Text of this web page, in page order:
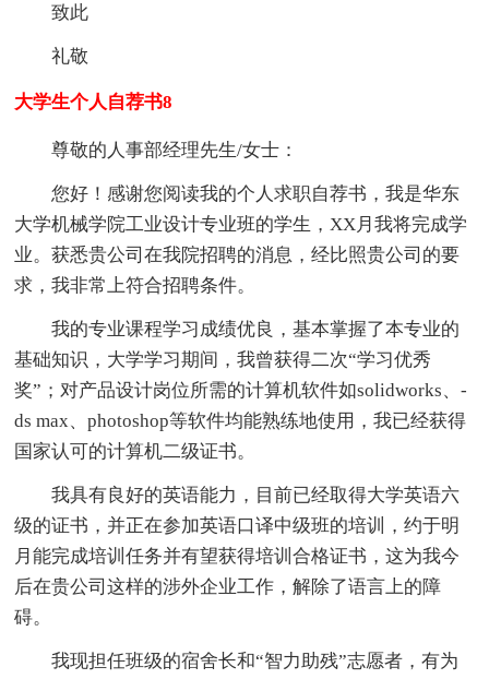
致此
礼敬
大学生个人自荐书8
尊敬的人事部经理先生/女士：
您好！感谢您阅读我的个人求职自荐书，我是华东
大学机械学院工业设计专业班的学生，XX月我将完成学
业。获悉贵公司在我院招聘的消息，经比照贵公司的要
求，我非常上符合招聘条件。
我的专业课程学习成绩优良，基本掌握了本专业的
基础知识，大学学习期间，我曾获得二次“学习优秀
奖”；对产品设计岗位所需的计算机软件如solidworks、-
ds max、photoshop等软件均能熟练地使用，我已经获得
国家认可的计算机二级证书。
我具有良好的英语能力，目前已经取得大学英语六
级的证书，并正在参加英语口译中级班的培训，约于明
月能完成培训任务并有望获得培训合格证书，这为我今
后在贵公司这样的涉外企业工作，解除了语言上的障
碍。
我现担任班级的宿舍长和“智力助残”志愿者，有为